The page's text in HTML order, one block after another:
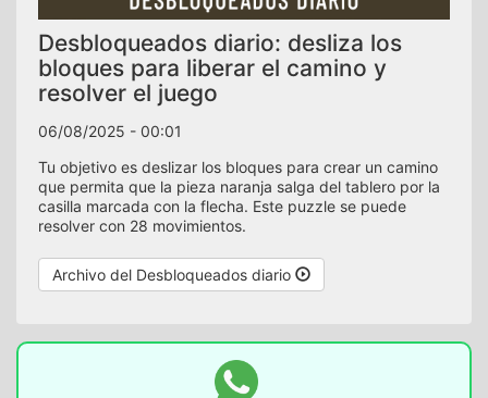
Desbloqueados diario: desliza los
bloques para liberar el camino y
resolver el juego
06/08/2025 - 00:01
Tu objetivo es deslizar los bloques para crear un camino
que permita que la pieza naranja salga del tablero por la
casilla marcada con la flecha. Este puzzle se puede
resolver con 28 movimientos.
Archivo del Desbloqueados diario